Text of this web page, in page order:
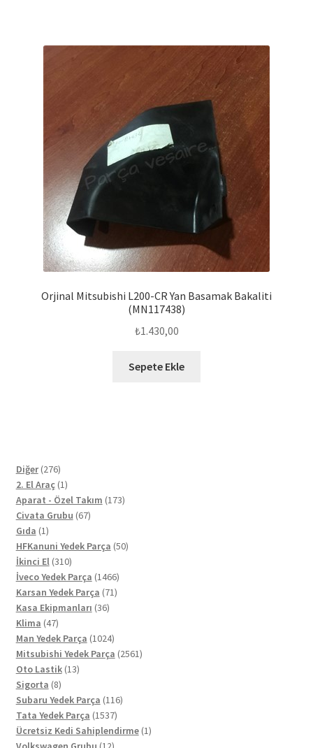
Orjinal Mitsubishi L200-CR Yan Basamak Bakaliti
(MN117438)
₺1.430,00
Sepete Ekle
Diğer 276276
ürün
2. El Araç 11
ürün
Aparat - Özel Takım 173173
Civata Grubu 6767
Gıda 11
ürün
HFKanuni Yedek Parça 5050
İkinci El 310310
ürün
İveco Yedek Parça 14661466
ürün
Karsan Yedek Parça 7171
Kasa Ekipmanları 3636
Klima 4747
ürün
Man Yedek Parça 10241024
ürün
Mitsubishi Yedek Parça 25612561
Oto Lastik 1313
Sigorta 88
ürün
Subaru Yedek Parça 116116
Tata Yedek Parça 15371537
ürün
Ücretsiz Kedi Sahiplendirme 11
12